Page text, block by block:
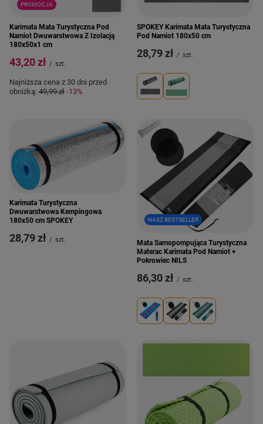
PROMOCJA
Karimata Mata Turystyczna Pod
Namiot Dwuwarstwowa Z Izolacją
180x50x1 cm
43,20 zł / szt.
Najniższa cena z 30 dni przed
obniżką: 49,99 zł -13%
SPOKEY Karimata Mata Turystyczna
Pod Namiot 180x50 cm
28,79 zł / szt.
Karimata Turystyczna
Dwuwarstwowa Kempingowa
180x50 cm SPOKEY
28,79 zł / szt.
NASZ BESTSELLER
Mata Samopompująca Turystyczna
Materac Karimata Pod Namiot +
Pokrowiec NILS
86,30 zł / szt.